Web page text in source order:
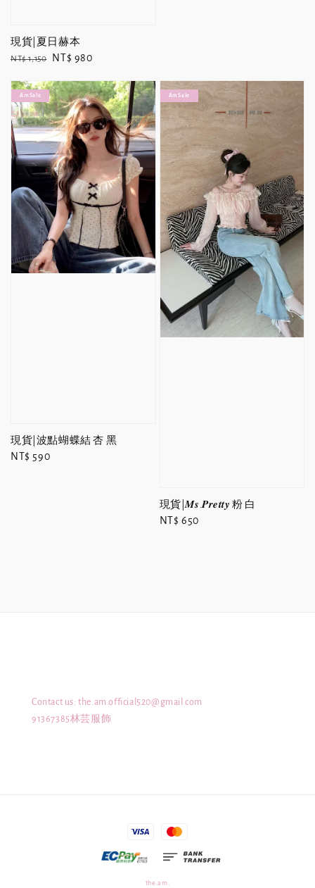
現貨|夏日赫本
Regular
NT$ 1,150
Sale
NT$ 980
Am Sale
現貨|波點蝴蝶結 杏 黑
Regular
NT$ 590
Am Sale
現貨|𝑴𝒔.𝑷𝒓𝒆𝒕𝒕𝒚 粉 白
Regular
NT$ 650
Contact us: the.am.official520@gmail.com
91367385林芸服飾
the.am.